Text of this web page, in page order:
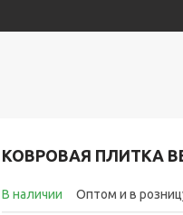
КОВРОВАЯ ПЛИТКА
В наличии Оптом и в